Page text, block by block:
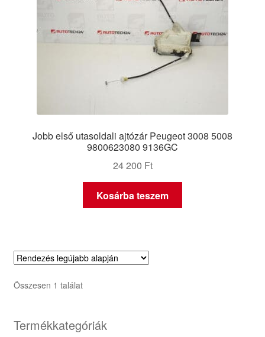
Jobb első utasoldali ajtózár Peugeot 3008 5008
9800623080 9136GC
24 200 Ft
Kosárba teszem
Összesen 1 találat
Termékkategóriák